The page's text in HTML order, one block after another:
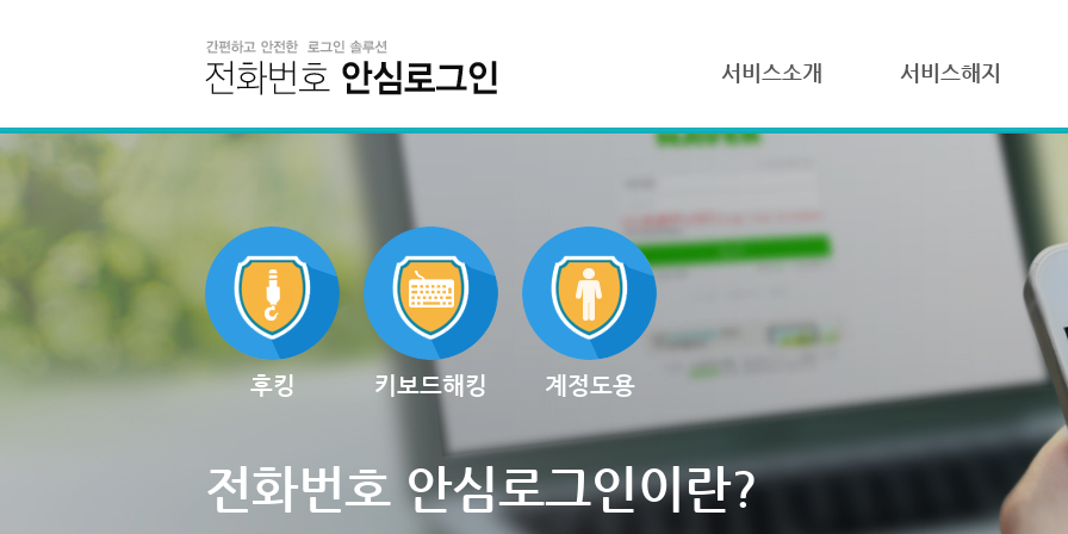
서비스소개 서비스해지
후킹 키보드해킹 계정도용
전화번호 안심로그인이란?